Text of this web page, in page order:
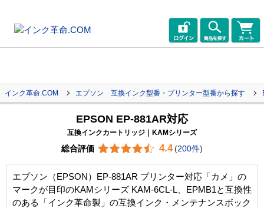
インク革命.COM エプソン 互換インク型番・プリンター型番から探す
EPSON EP-881AR対応
互換インクカートリッジ｜KAMシリーズ
総合評価 4.4 (200件)
エプソン（EPSON）EP-881AR プリンター対応「カメ」の
マークが目印のKAMシリーズ KAM-6CL-L、EPMB1と互換性
のある「インク革命製」の互換インク・メンテナンスボック